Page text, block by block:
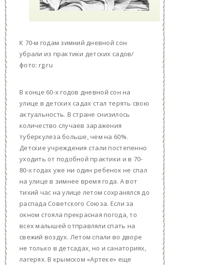
К 70-м годам зимний дневной сон
убрали из практики детских садов/
фото: rg.ru
В конце 60-х годов дневной сон на
улице в детских садах стал терять свою
актуальность. В стране снизилось
количество случаев заражения
туберкулеза больше, чем на 60%.
Детские учреждения стали постепенно
уходить от подобной практики и в 70-
80-х годах уже ни один ребенок не спал
на улице в зимнее время года. А вот
тихий час на улице летом сохранялся до
распада Советского Союза. Если за
окном стояла прекрасная погода, то
всех малышей отправляли спать на
свежий воздух. Летом спали во дворе
не только в детсадах, но и санаториях,
лагерях. В крымском «Артеке» еще